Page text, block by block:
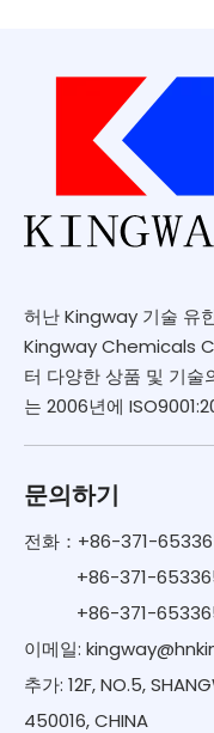
허난 Kingway 기술 유
Kingway Chemicals
터 다양한 상품 및 기술
는 2006년에
문의하기
전화：+86-371-
+86-371-
+86-371-
이메일:
추가: 12F, NO.5,
450016, CHINA